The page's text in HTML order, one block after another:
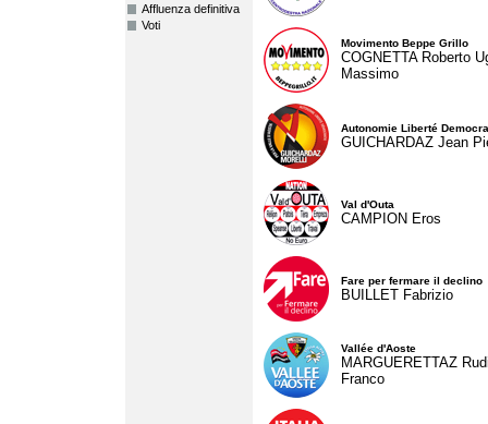
Affluenza definitiva
Voti
Movimento Beppe Grillo
COGNETTA Roberto
Massimo
Autonomie Liberté
GUICHARDAZ Jean
Val d'Outa
CAMPION Eros
Fare per fermare il declino
BUILLET Fabrizio
Vallée d'Aoste
MARGUERETTAZ
Franco